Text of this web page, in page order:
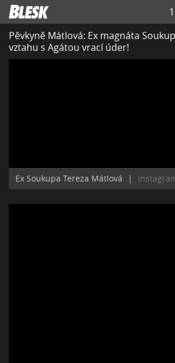
1
Pěvkyně Mátlová: Ex magnáta
vztahu s Agátou vrací úder!
Ex Soukupa Tereza Mátlová |